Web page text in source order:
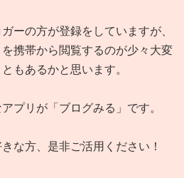
ーの方が登録をしていますが、
携帯から閲覧するのが少々大変
もあるかと思います。
プリが「ブログみる」です。
な方、是非ご活用ください！